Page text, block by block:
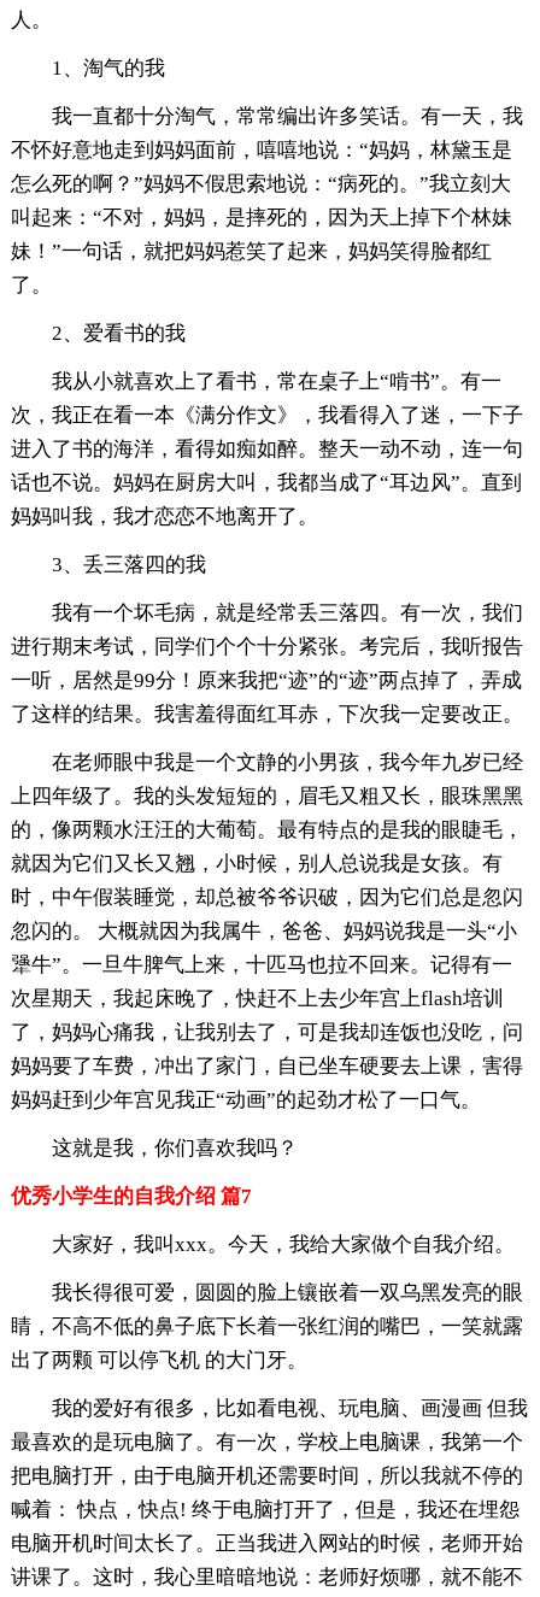
人。
1、淘气的我
我一直都十分淘气，常常编出许多笑话。有一天，我
不怀好意地走到妈妈面前，嘻嘻地说：“妈妈，林黛玉是
怎么死的啊？”妈妈不假思索地说：“病死的。”我立刻大
叫起来：“不对，妈妈，是摔死的，因为天上掉下个林妹
妹！”一句话，就把妈妈惹笑了起来，妈妈笑得脸都红
了。
2、爱看书的我
我从小就喜欢上了看书，常在桌子上“啃书”。有一
次，我正在看一本《满分作文》，我看得入了迷，一下子
进入了书的海洋，看得如痴如醉。整天一动不动，连一句
话也不说。妈妈在厨房大叫，我都当成了“耳边风”。直到
妈妈叫我，我才恋恋不地离开了。
3、丢三落四的我
我有一个坏毛病，就是经常丢三落四。有一次，我们
进行期末考试，同学们个个十分紧张。考完后，我听报告
一听，居然是99分！原来我把“迹”的“迹”两点掉了，弄成
了这样的结果。我害羞得面红耳赤，下次我一定要改正。
在老师眼中我是一个文静的小男孩，我今年九岁已经
上四年级了。我的头发短短的，眉毛又粗又长，眼珠黑黑
的，像两颗水汪汪的大葡萄。最有特点的是我的眼睫毛，
就因为它们又长又翘，小时候，别人总说我是女孩。有
时，中午假装睡觉，却总被爷爷识破，因为它们总是忽闪
忽闪的。 大概就因为我属牛，爸爸、妈妈说我是一头“小
犟牛”。一旦牛脾气上来，十匹马也拉不回来。记得有一
次星期天，我起床晚了，快赶不上去少年宫上flash培训
了，妈妈心痛我，让我别去了，可是我却连饭也没吃，问
妈妈要了车费，冲出了家门，自已坐车硬要去上课，害得
妈妈赶到少年宫见我正“动画”的起劲才松了一口气。
这就是我，你们喜欢我吗？
优秀小学生的自我介绍 篇7
大家好，我叫xxx。今天，我给大家做个自我介绍。
我长得很可爱，圆圆的脸上镶嵌着一双乌黑发亮的眼
睛，不高不低的鼻子底下长着一张红润的嘴巴，一笑就露
出了两颗 可以停飞机 的大门牙。
我的爱好有很多，比如看电视、玩电脑、画漫画 但我
最喜欢的是玩电脑了。有一次，学校上电脑课，我第一个
把电脑打开，由于电脑开机还需要时间，所以我就不停的
喊着： 快点，快点! 终于电脑打开了，但是，我还在埋怨
电脑开机时间太长了。正当我进入网站的时候，老师开始
讲课了。这时，我心里暗暗地说：老师好烦哪，就不能不